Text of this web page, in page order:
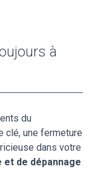
à
du
clé, une fermeture
dans votre
et de dépannage